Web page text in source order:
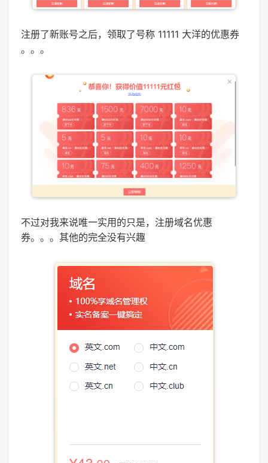
注册了新账号之后，领取了号称 11111 大洋的优惠券
。。。
不过对我来说唯一实用的只是，注册域名优惠
券。。。其他的完全没有兴趣